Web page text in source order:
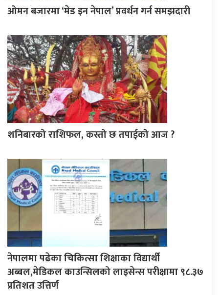
ओमन बजारमा ‘मेड इन नेपाल’ प्रवर्धन गर्न समझदारी
शनिबारको राशिफल, कस्तो छ तपाईको आज ?
नेपालमा पढेका चिकित्सा शिक्षाका विद्यार्थी
अब्बल,मेडिकल काउन्सिलको लाइसेन्स परीक्षामा ९८.३७
प्रतिशत उत्तिर्ण